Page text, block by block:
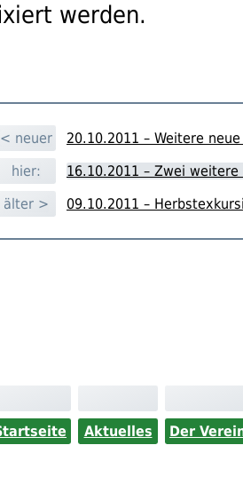
werden.
< neuer
20.10.2011 – Weitere
hier:
16.10.2011 – Zwei
älter >
09.10.2011 –
Aktuelles Der